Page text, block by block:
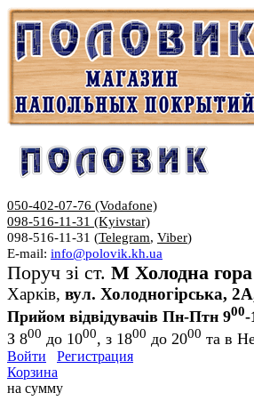
050-402-07-76 (Vodafone)
098-516-11-31 (Kyivstar)
098-516-11-31 (Telegram, Viber)
E-mail: info@polovik.kh.ua
Поруч зі ст. М Холодна гора
Харків, вул. Холодногірська,
Прийом відвідувачів Пн-Птн 900-
З 800 до 1000, з 1800 до 2000 та в
Войти
Регистрация
Корзина
на сумму